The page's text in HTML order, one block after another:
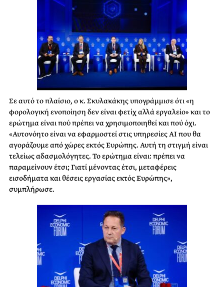
Σε αυτό το πλαίσιο, ο κ. Σκυλακάκης υπογράμμισε ότι «η
φορολογική ενοποίηση δεν είναι φετίχ αλλά εργαλείο» και το
ερώτημα είναι πού πρέπει να χρησιμοποιηθεί και πού όχι.
«Αυτονόητο είναι να εφαρμοστεί στις υπηρεσίες ΑΙ που θα
αγοράζουμε από χώρες εκτός Ευρώπης. Αυτή τη στιγμή είναι
τελείως αδασμολόγητες. Το ερώτημα είναι: πρέπει να
παραμείνουν έτσι; Γιατί μένοντας έτσι, μεταφέρεις
εισοδήματα και θέσεις εργασίας εκτός Ευρώπης»,
συμπλήρωσε.